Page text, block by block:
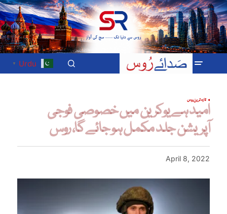
Urdu
▼
تازہ ترینروس
امید ہے یوکرین میں خصوصی فوجی
آپریشن جلد مکمل ہو جائے گا، روس
April 8, 2022